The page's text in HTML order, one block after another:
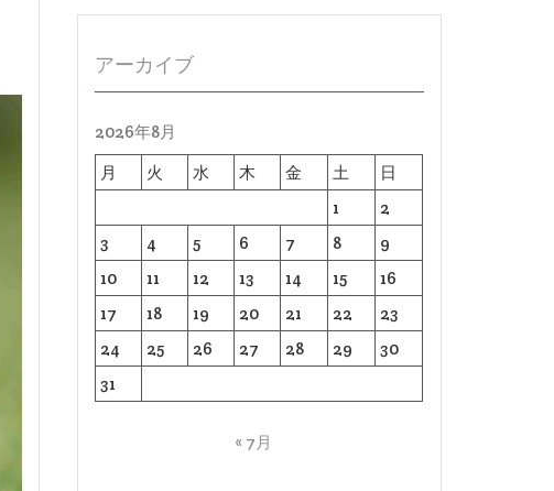
アーカイブ
2026年8月
月
火 水 木 金 土
日
1
2
3
4 5 6 7 8
9
10
11 12 13 14 15
16
17
18 19 20 21 22
23
24
25 26 27 28 29
30
31
« 7月